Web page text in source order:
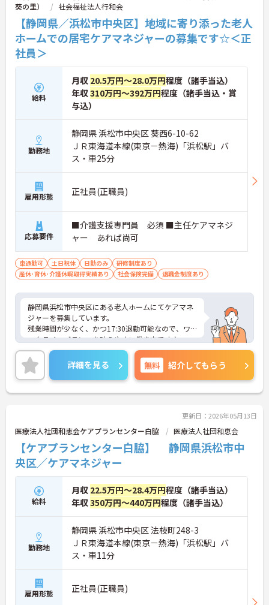
葵の里）
社会福祉法人行和会
【静岡県／浜松市中央区】地域に寄り添った老人
ホームでの居宅ケアマネジャーの募集です☆＜正
社員＞
給料
月収 20.5万円～28.0万円程度（諸手当込）
年収310万円～392万円程度（諸手当込・賞
与込）
勤務地
静岡県 浜松市中央区 葵西6-10-62
ＪＲ東海道本線(東京－熱海)「浜松駅」バ
ス・車25分
雇用形態 正社員(正職員)
応募要件
■介護支援専門員 必須 ■主任ケアマネジ
ャー あれば尚可
車通勤可 土日祝休 日勤のみ
研修制度あり
産休･育休･介護休暇取得実績あり
社会保険完備 退職金制度あり
静岡県浜松市中央区にある老人ホームにてケアマネ
ジャーを募集しています。
残業時間が少なく、かつ17:30退勤可能なので、ワ
ークライフバランスを叶えやすい働き方です♪
少しでもご興味のある方はお気軽にお問い合わせく
ださい！
詳細を見る 無料 紹介してもらう
更新日：2026年05月13日
医療法人社団和恵会ケアプランセンター白脇 医療法人社団和恵会
【ケアプランセンター白脇】 静岡県浜松市中
央区／ケアマネジャー
給料
月収 22.5万円～28.4万円程度（諸手当込）
年収350万円～440万円程度（諸手当込）
勤務地
静岡県 浜松市中央区 法枝町248-3
ＪＲ東海道本線(東京－熱海)「浜松駅」バ
ス・車11分
雇用形態 正社員(正職員)